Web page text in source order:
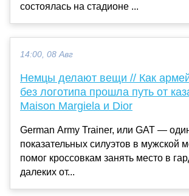
состоялась на стадионе ...
14:00, 08 Авг
Немцы делают вещи // Как
без логотипа прошла путь от
Maison Margiela и Dior
German Army Trainer, или GAT —
показательных силуэтов в мужской
помог кроссовкам занять место в
далеких от...